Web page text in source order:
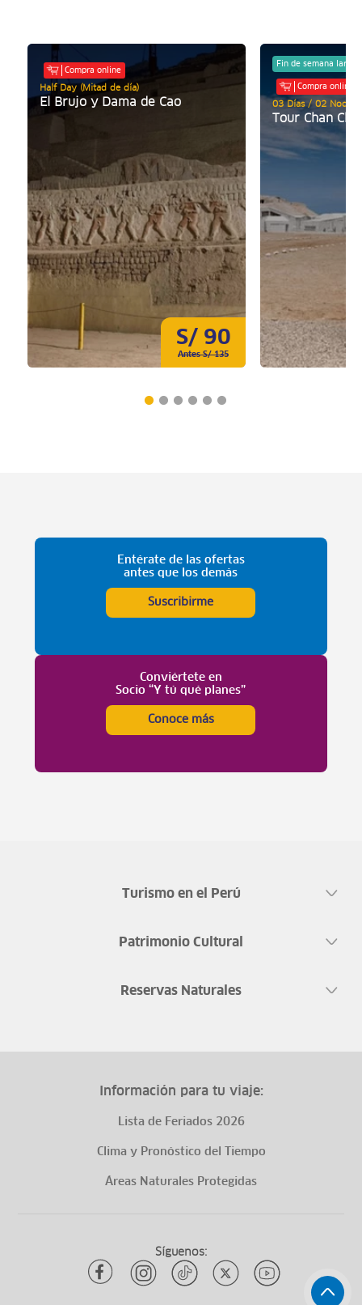
S/ 90
Antes S/ 135
Compra online
Half Day (Mitad de día)
El Brujo y Dama de Cao
Fin de semana largo
Compra online
03 Días / 02 Noches
Tour Chan
Entérate de las ofertas
antes que los demás
Suscribirme
Conviértete en
Socio “Y tú qué planes”
Conoce más
Turismo en el Perú
Patrimonio Cultural
Reservas Naturales
Información para tu viaje:
Lista de Feriados 2026
Clima y Pronóstico del Tiempo
Áreas Naturales Protegidas
Síguenos: